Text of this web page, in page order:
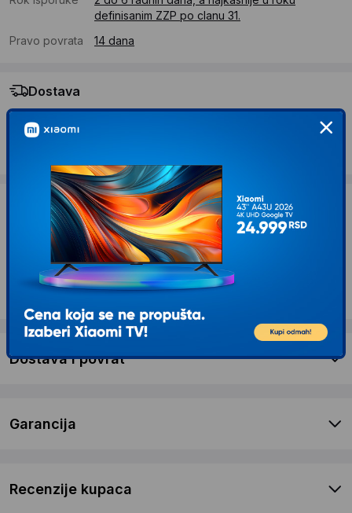
definisanim ZZP po clanu 31.
Pravo povrata
14 dana
Dostava
Standardna dostava se očekuje u roku od 2 do 6 radnih
dana
Želite li ponudu za firmu?
Kontaktirajte nas
Opis proizvoda DEXY CO BITZEE MINI
MAGICNI LJUBIMAC
Dostava i povrat
Garancija
Recenzije kupaca